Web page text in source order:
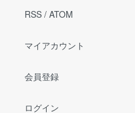
RSS / ATOM
マイアカウント
会員登録
ログイン